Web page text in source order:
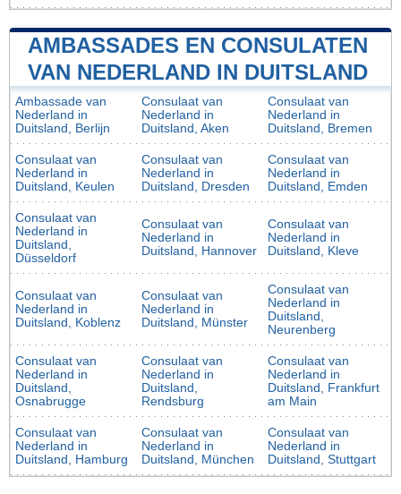
AMBASSADES EN CONSULATEN
VAN NEDERLAND IN DUITSLAND
Ambassade van
Nederland in
Duitsland, Berlijn
Consulaat van
Nederland in
Duitsland, Aken
Consulaat van
Nederland in
Duitsland, Bremen
Consulaat van
Nederland in
Duitsland, Keulen
Consulaat van
Nederland in
Duitsland, Dresden
Consulaat van
Nederland in
Duitsland, Emden
Consulaat van
Nederland in
Duitsland,
Düsseldorf
Consulaat van
Nederland in
Duitsland, Hannover
Consulaat van
Nederland in
Duitsland, Kleve
Consulaat van
Nederland in
Duitsland, Koblenz
Consulaat van
Nederland in
Duitsland, Münster
Consulaat van
Nederland in
Duitsland,
Neurenberg
Consulaat van
Nederland in
Duitsland,
Osnabrugge
Consulaat van
Nederland in
Duitsland,
Rendsburg
Consulaat van
Nederland in
Duitsland, Frankfurt
am Main
Consulaat van
Nederland in
Duitsland, Hamburg
Consulaat van
Nederland in
Duitsland, München
Consulaat van
Nederland in
Duitsland, Stuttgart